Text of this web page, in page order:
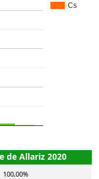
Cs
de Allariz 2020
100,00%